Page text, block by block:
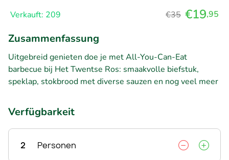
Verkauft: 209 €35 €19,95
Zusammenfassung
Uitgebreid genieten doe je met All-You-Can-Eat
barbecue bij Het Twentse Ros: smaakvolle biefstuk,
speklap, stokbrood met diverse sauzen en nog veel meer
Verfügbarkeit
2 Personen